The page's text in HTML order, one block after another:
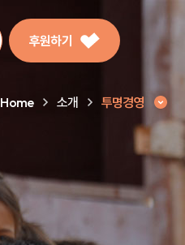
후원하기
Home 소개 투명경영